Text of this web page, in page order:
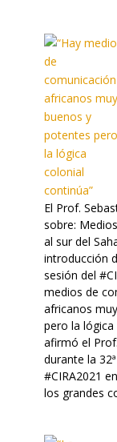
El Prof.
sobre:
al sur del
introducción
sesión del
medios de
africanos
pero la
afirmó el
durante la
#CIRA2021
los grandes